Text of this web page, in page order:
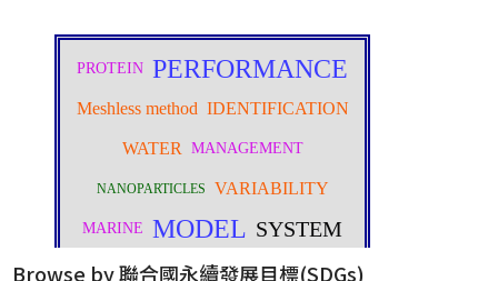
Browse by 聯合國永續發展目標(SDGs)